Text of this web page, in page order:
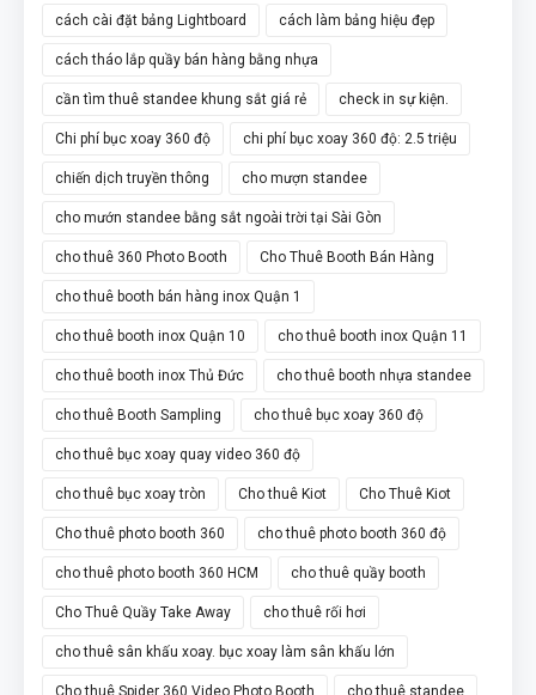
cách cài đặt bảng Lightboard cách làm bảng hiệu đẹp
cách tháo lắp quầy bán hàng bằng nhựa
cần tìm thuê standee khung sắt giá rẻ check in sự kiện.
Chi phí bục xoay 360 độ chi phí bục xoay 360 độ: 2.5 triệu
chiến dịch truyền thông cho mượn standee
cho mướn standee bằng sắt ngoài trời tại Sài Gòn
cho thuê 360 Photo Booth Cho Thuê Booth Bán Hàng
cho thuê booth bán hàng inox Quận 1
cho thuê booth inox Quận 10 cho thuê booth inox Quận 11
cho thuê booth inox Thủ Đức cho thuê booth nhựa standee
cho thuê Booth Sampling cho thuê bục xoay 360 độ
cho thuê bục xoay quay video 360 độ
cho thuê bục xoay tròn Cho thuê Kiot Cho Thuê Kiot
Cho thuê photo booth 360 cho thuê photo booth 360 độ
cho thuê photo booth 360 HCM cho thuê quầy booth
Cho Thuê Quầy Take Away cho thuê rối hơi
cho thuê sân khấu xoay. bục xoay làm sân khấu lớn
Cho thuê Spider 360 Video Photo Booth cho thuê standee